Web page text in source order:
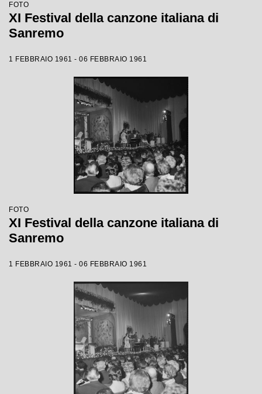
FOTO
XI Festival della canzone italiana di
Sanremo
1 FEBBRAIO 1961 - 06 FEBBRAIO 1961
FOTO
XI Festival della canzone italiana di
Sanremo
1 FEBBRAIO 1961 - 06 FEBBRAIO 1961